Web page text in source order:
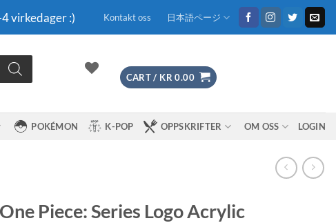
virkedager :) Kontakt oss 日本語ページ
CART / KR 0.00
POKÉMON K-POP OPPSKRIFTER OM OSS LOGIN
One Piece: Series Logo Acrylic